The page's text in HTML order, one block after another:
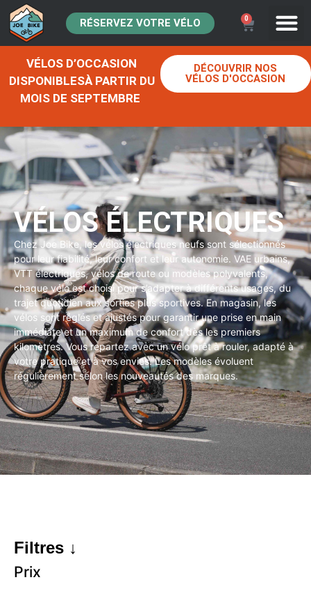
0
RÉSERVEZ VOTRE VÉLO
VÉLOS D’OCCASION
DISPONIBLESÀ PARTIR DU
MOIS DE SEPTEMBRE
DÉCOUVRIR NOS
VÉLOS D'OCCASION
VÉLOS ÉLECTRIQUES
Chez Joe Bike, les vélos électriques neufs sont sélectionnés
pour leur fiabilité, leur confort et leur autonomie. VAE urbains,
VTT électriques, vélos de route ou modèles polyvalents,
chaque vélo est choisi pour s’adapter à différents usages, du
trajet quotidien aux sorties plus sportives. En magasin, les
vélos sont réglés et ajustés pour garantir une prise en main
immédiate et un maximum de confort dès les premiers
kilomètres. Vous repartez avec un vélo prêt à rouler, adapté à
votre pratique et à vos envies. Les modèles évoluent
régulièrement selon les nouveautés des marques.
Filtres ↓
Prix